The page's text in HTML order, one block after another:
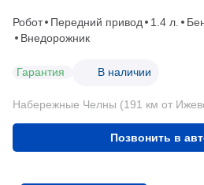
Робот Передний привод 1.4 л.
Внедорожник
Гарантия В наличии
Набережные Челны (191 км от
Позвонить в